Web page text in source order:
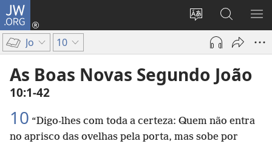
JW.ORG
Mudar
idioma
do
site
Log
janela)
Buscar
no
JW.ORG
Jo 10
As Boas Novas Segundo João
10:1-42
10 “Digo-lhes com toda a certeza: Quem não entra
no aprisco das ovelhas pela porta, mas sobe por